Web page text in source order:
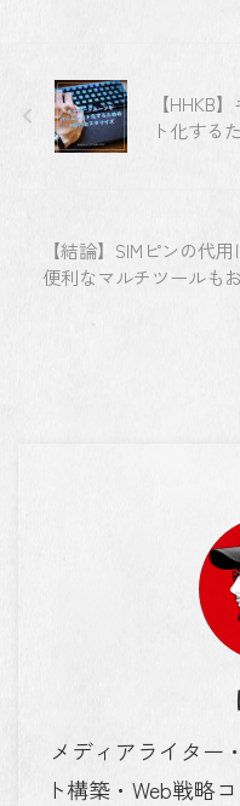
【HHKB
ト化する
【結論】SIMピンの代
便利なマルチツールも
メディアライター
ト構築・Web戦略